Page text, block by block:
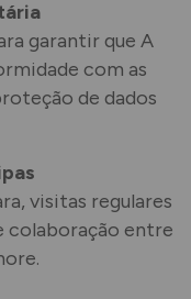
garantir que A
com as
de dados
visitas regulares
colaboração entre